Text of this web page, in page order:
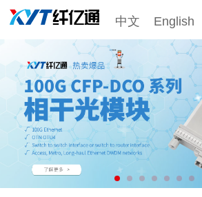
中文 English